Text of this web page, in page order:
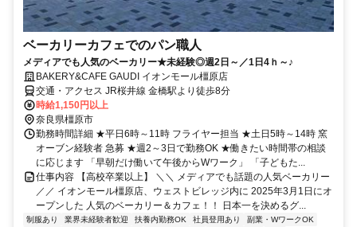
ベーカリーカフェでのパン職人
メディアでも人気のベーカリー★未経験◎週2日～／1日4ｈ～♪
BAKERY&CAFE GAUDI イオンモール橿原店
交通・アクセス JR桜井線 金橋駅より徒歩8分
時給1,150円以上
奈良県橿原市
勤務時間詳細 ★平日6時～11時 フライヤー担当 ★土日5時～14時 窯
オーブン経験者 急募 ★週2～3日で勤務OK ★働きたい時間帯の相談
に応じます 「早朝だけ働いて午後からWワーク」 「子どもた...
仕事内容 【高校卒業以上】 ＼＼ メディアでも話題の人気ベーカリー
／／ イオンモール橿原店、ウェストビレッジ内に 2025年3月1日にオ
ープンした 人気のベーカリー＆カフェ！！ 日本一を決めるグ...
制服あり 業界未経験者歓迎 扶養内勤務OK 社員登用あり
副業・WワークOK